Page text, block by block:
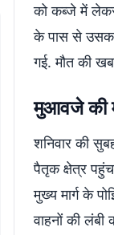
को कब्जे में
के पास से
गई. मौत की
मुआवजे की
शनिवार की
पैतृक क्षेत्र
मुख्य मार्ग के
वाहनों की